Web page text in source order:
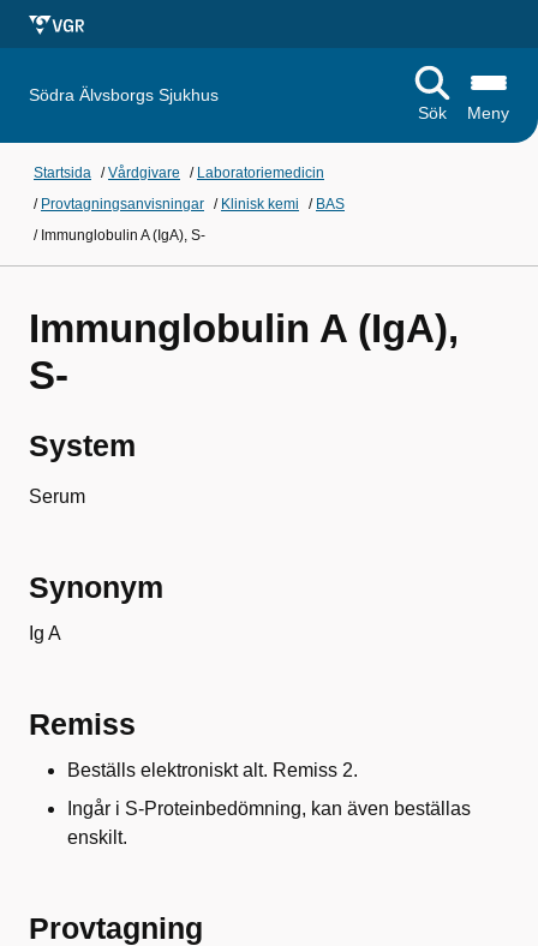
Södra Älvsborgs Sjukhus
Sök
Meny
Startsida /Vårdgivare / Laboratoriemedicin
/ Provtagningsanvisningar / Klinisk kemi / BAS
/ Immunglobulin A (IgA), S-
Immunglobulin A (IgA),
S-
System
Serum
Synonym
Ig A
Remiss
Beställs elektroniskt alt. Remiss 2.
Ingår i S-Proteinbedömning, kan även beställas
enskilt.
Provtagning